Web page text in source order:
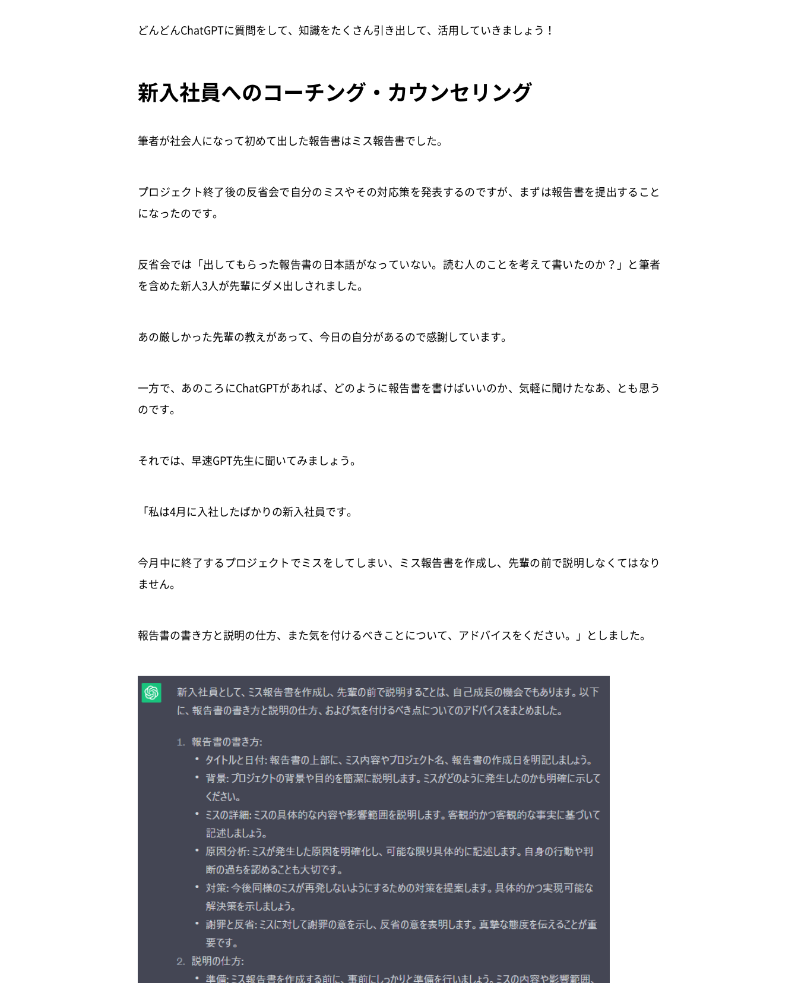
どんどんChatGPTに質問をして、知識をたくさん引き出して、活用していきましょう！
新入社員へのコーチング・カウンセリング
筆者が社会人になって初めて出した報告書はミス報告書でした。
プロジェクト終了後の反省会で自分のミスやその対応策を発表するのですが、まずは報告書を提出すること
になったのです。
反省会では「出してもらった報告書の日本語がなっていない。読む人のことを考えて書いたのか？」と筆者
を含めた新人3人が先輩にダメ出しされました。
あの厳しかった先輩の教えがあって、今日の自分があるので感謝しています。
一方で、あのころにChatGPTがあれば、どのように報告書を書けばいいのか、気軽に聞けたなあ、とも思う
のです。
それでは、早速GPT先生に聞いてみましょう。
「私は4月に入社したばかりの新入社員です。
今月中に終了するプロジェクトでミスをしてしまい、ミス報告書を作成し、先輩の前で説明しなくてはなり
ません。
報告書の書き方と説明の仕方、また気を付けるべきことについて、アドバイスをください。」としました。